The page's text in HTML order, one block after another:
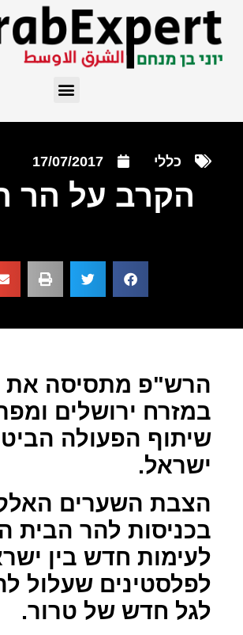
כללי 17/07/2017
הקרב על הר
הרש"פ מתסיסה
במזרח ירושלים
שיתוף הפעולה
ישראל.
הצבת השערים
בכניסות להר הבית
לעימות חדש בין
לפלסטינים שעלול
לגל חדש של טרור.